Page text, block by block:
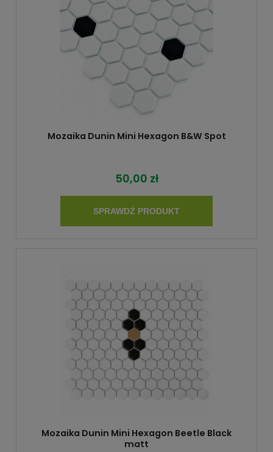
Mozaika Dunin Mini Hexagon B&W Spot
50,00 zł
SPRAWDŹ PRODUKT
Mozaika Dunin Mini Hexagon Beetle Black
matt